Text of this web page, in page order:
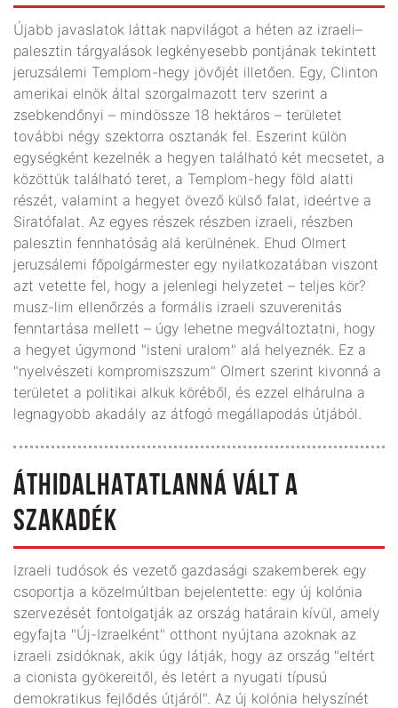
Újabb javaslatok láttak napvilágot a héten az izraeli–
palesztin tárgyalások legkényesebb pontjának tekintett
jeruzsálemi Templom-hegy jövőjét illetően. Egy, Clinton
amerikai elnök által szorgalmazott terv szerint a
zsebkendőnyi – mindössze 18 hektáros – területet
további négy szektorra osztanák fel. Eszerint külön
egységként kezelnék a hegyen található két mecsetet, a
közöttük található teret, a Templom-hegy föld alatti
részét, valamint a hegyet övező külső falat, ideértve a
Siratófalat. Az egyes részek részben izraeli, részben
palesztin fennhatóság alá kerülnének. Ehud Olmert
jeruzsálemi főpolgármester egy nyilatkozatában viszont
azt vetette fel, hogy a jelenlegi helyzetet – teljes kör?
musz-lim ellenőrzés a formális izraeli szuverenitás
fenntartása mellett – úgy lehetne megváltoztatni, hogy
a hegyet úgymond "isteni uralom" alá helyeznék. Ez a
"nyelvészeti kompromiszszum" Olmert szerint kivonná a
területet a politikai alkuk köréből, és ezzel elhárulna a
legnagyobb akadály az átfogó megállapodás útjából.
ÁTHIDALHATATLANNÁ VÁLT A
SZAKADÉK
Izraeli tudósok és vezető gazdasági szakemberek egy
csoportja a közelmúltban bejelentette: egy új kolónia
szervezését fontolgatják az ország határain kívül, amely
egyfajta "Új-Izraelként" otthont nyújtana azoknak az
izraeli zsidóknak, akik úgy látják, hogy az ország "eltért
a cionista gyökereitől, és letért a nyugati típusú
demokratikus fejlődés útjáról". Az új kolónia helyszínét